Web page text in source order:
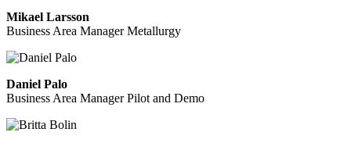
Mikael Larsson
Business Area Manager Metallurgy
Daniel Palo
Business Area Manager Pilot and Demo